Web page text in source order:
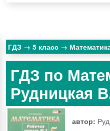
ГДЗ 5 класс
ГДЗ по
Рудницкая
автор: